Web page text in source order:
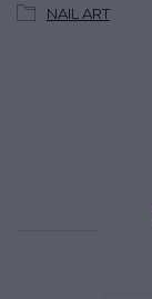
NAIL ART